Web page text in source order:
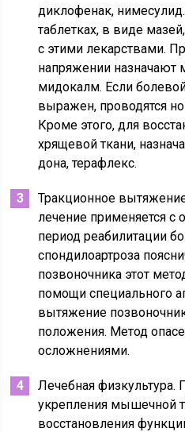
диклофенак,
таблетках, в виде
с этими лекарствами.
напряжении назначают
мидокалм. Если
выражен, проводятся
Кроме этого, для
хрящевой ткани,
дона, терафлекс.
Тракционное
лечение применяется с
период реабилитации
спондилоартроза
позвоночника этот
помощи специального
вытяжение
положения. Метод
осложнениями.
Лечебная физкультура.
укрепления мышечной
восстановления